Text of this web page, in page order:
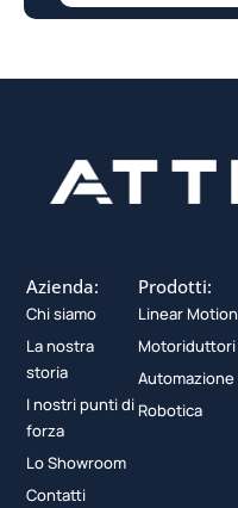
Azienda:
Chi siamo
La nostra
storia
I nostri punti di
forza
Lo Showroom
Contatti
Prodotti:
Linear Motion
Motoriduttori
Automazione
Robotica